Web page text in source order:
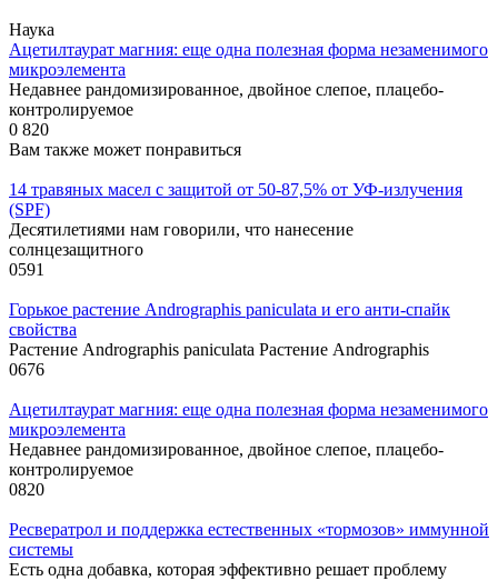
Наука
Ацетилтаурат магния: еще одна полезная форма незаменимого
микроэлемента
Недавнее рандомизированное, двойное слепое, плацебо-
контролируемое
0 820
Вам также может понравиться
14 травяных масел с защитой от 50-87,5% от УФ-излучения
(SPF)
Десятилетиями нам говорили, что нанесение
солнцезащитного
0591
Горькое растение Andrographis paniculata и его анти-спайк
свойства
Растение Andrographis paniculata Растение Andrographis
0676
Ацетилтаурат магния: еще одна полезная форма незаменимого
микроэлемента
Недавнее рандомизированное, двойное слепое, плацебо-
контролируемое
0820
Ресвератрол и поддержка естественных «тормозов» иммунной
системы
Есть одна добавка, которая эффективно решает проблему